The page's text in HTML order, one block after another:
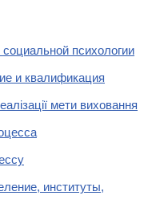
психологии
и квалификация
мети виховання
институты,